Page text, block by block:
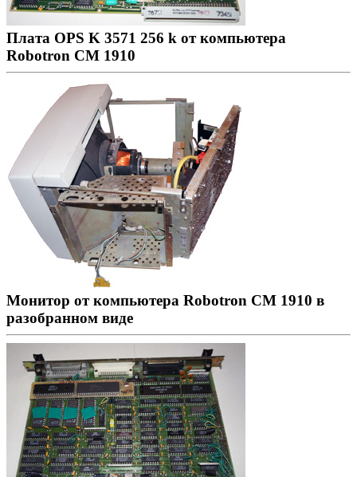
Плата OPS K 3571 256 k от компьютера
Robotron CM 1910
Монитор от компьютера Robotron CM 1910 в
разобранном виде